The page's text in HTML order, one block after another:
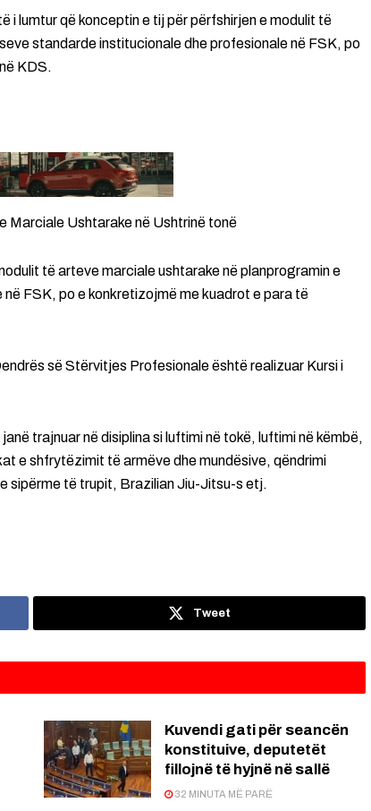
i lumtur që konceptin e tij për përfshirjen e modulit të
standarde institucionale dhe profesionale në FSK, po
KDS.
Marciale Ushtarake në Ushtrinë tonë
të arteve marciale ushtarake në planprogramin e
FSK, po e konkretizojmë me kuadrot e para të
së Stërvitjes Profesionale është realizuar Kursi i
trajnuar në disiplina si luftimi në tokë, luftimi në këmbë,
e shfrytëzimit të armëve dhe mundësive, qëndrimi
sipërme të trupit, Brazilian Jiu-Jitsu-s etj.
Tweet
Kuvendi gati për seancën
konstituive, deputetët
fillojnë të hyjnë në sallë
32 MINUTA MË PARË